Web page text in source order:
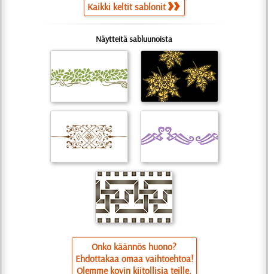
Kaikki keltit sablonit
Näytteitä sabluunoista
Onko käännös huono?
Ehdottakaa omaa vaihtoehtoa!
Olemme kovin kiitollisia teille.